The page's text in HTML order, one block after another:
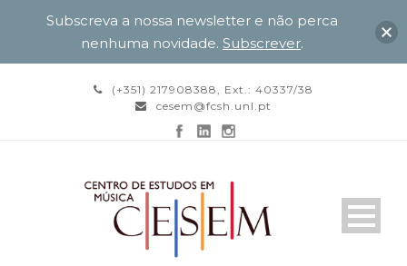
(+351) 217908388, Ext.: 40337/38
cesem@fcsh.unl.pt
Subscreva a nossa newsletter e não perca
nenhuma novidade. Subscrever.